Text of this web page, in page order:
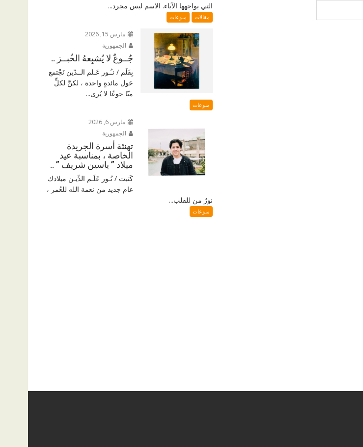
التي يواجهها الآباء. الاسم ليس مجرد...
مقالات منوعات
مارس 15, 2026
الجمهورية
جُــوعٌ لا يُشبِعهُ الخُبــز ..
بِقَلَم / نـُـور عَـلم الــدّين نَجْتمع
حَول مائدةٍ واحدة ، لكنَّ لكلٍّ
منّا جوعًا لا يُرى...
منوعات
مارس 6, 2026
الجمهورية
تهنئة أسرة الجريدة
الخاصة ، بمناسبة عيد
ميلاد ” ياسين شريف ” ..
كَتبت / نُـور عَلَـم الدِّيـن ميلادك
عام جديد من نعمة الله للعُمر ،
نورٌ من للقلب...
منوعات